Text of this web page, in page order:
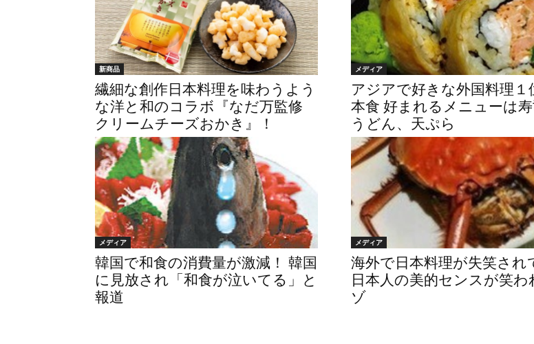
新商品
繊細な創作日本料理を味わうよう
な洋と和のコラボ『なだ万監修
クリームチーズおかき』！
メディア
アジアで好きな外国料理１
本食 好まれるメニューは寿
うどん、天ぷら
メディア
韓国で和食の消費量が激減！ 韓国
に見放され「和食が泣いてる」と
報道
メディア
海外で日本料理が失笑され
日本人の美的センスが笑わ
ゾ